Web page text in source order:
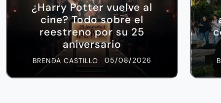
¿Harry Potter vuelve al
cine? Todo sobre el
reestreno por su 25
aniversario
BRENDA CASTILLO 05/08/2026